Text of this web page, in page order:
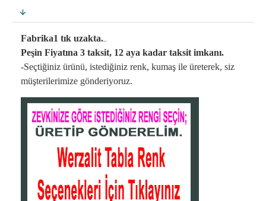
Fabrika1 tık uzakta...
Peşin Fiyatına 3 taksit, 12 aya kadar taksit imkanı.
-Seçtiğiniz ürünü, istediğiniz renk, kumaş ile üreterek, siz
müşterilerimize gönderiyoruz.